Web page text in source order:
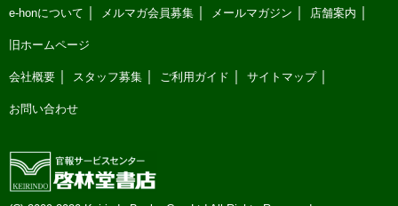
e-honについて メルマガ会員募集 メールマガジン 店舗案内
旧ホームページ
会社概要 スタッフ募集 ご利用ガイド サイトマップ
お問い合わせ